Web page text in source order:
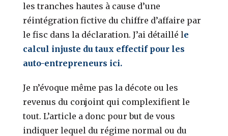
les tranches hautes à cause d’une
réintégration fictive du chiffre d’affaire par
le fisc dans la déclaration. J’ai détaillé le
calcul injuste du taux effectif pour les
auto-entrepreneurs ici.
Je n’évoque même pas la décote ou les
revenus du conjoint qui complexifient le
tout. L’article a donc pour but de vous
indiquer lequel du régime normal ou du